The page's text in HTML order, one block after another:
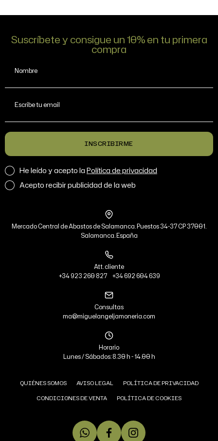
Suscríbete y consigue un 10% en tu primera
compra
Nombre
Escribe tu email
INSCRIBIRME
He leído y acepto laPolítica de privacidad
Acepto recibir publicidad de la web
Mercado Central de Abastos de Salamanca. Puestos 34-37 CP 37001.
Salamanca. España
Att. cliente
+34 923 260 827
+34 692 604 639
Consultas
ma@miguelangeljamoneria.com
Horario
Lunes / Sábados: 8.30 h - 14.00 h
QUIÉNES SOMOS AVISO LEGAL
POLÍTICA DE PRIVACIDAD
CONDICIONES DE VENTA
POLÍTICA DE COOKIES